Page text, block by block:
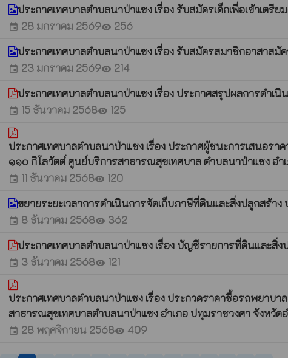
ประกาศเทศบาลตำบลนาป่าแซง เรื่อง รับสมัครเด็กเพื่อเข้าเ
event 28 มกราคม 2569visibility 256
ประกาศเทศบาลตำบลนาป่าแซง เรื่อง รับสมัครสมาชิกอาสา
event 23 มกราคม 2569visibility 214
ประกาศเทศบาลตำบลนาป่าแซง เรื่อง ประกาศสรุปผลการด
event 15 ธันวาคม 2568visibility 125
ประกาศเทศบาลตำบลนาป่าแชง เรื่อง ประกาศผู้ชนะการเสนอร
๑๑๐ กิโลวัตต์ ศูนย์บริการสาธารณสุขเทศบาล ตำบลนาป่าแซง อ
event 11 ธันวาคม 2568visibility 120
ขยายระยะเวลาการดำเนินการจัดเก็บภาษีที่ดินและสิ่งปลูกสร้า
event 8 ธันวาคม 2568visibility 362
ประกาศเทศบาลตำบลนาป่าแชง เรื่อง บัญชีรายการที่ดินและสิ่
event 3 ธันวาคม 2568visibility 121
ประกาศเทศบาลตำบลนาป่าแซง เรื่อง ประกวดราคาชื้อรถพยาบ
สาธารณสุขเทศบาลตำบลนาป่าแซง อำเภอ ปทุมราชวงศา จังหวั
event 28 พฤศจิกายน 2568visibility 409